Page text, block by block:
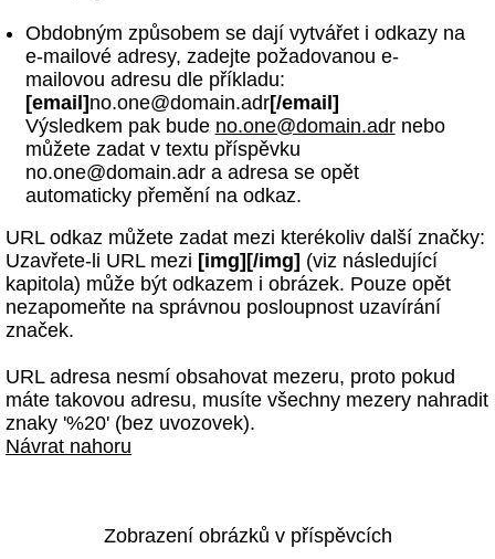
Obdobným způsobem se dají vytvářet i odkazy na
e-mailové adresy, zadejte požadovanou e-
mailovou adresu dle příkladu:
[email]no.one@domain.adr[/email]
Výsledkem pak bude no.one@domain.adrnebo
můžete zadat v textu příspěvku
no.one@domain.adr a adresa se opět
automaticky přemění na odkaz.
URL odkaz můžete zadat mezi kterékoliv další značky:
Uzavřete-li URL mezi [img][/img] (viz následující
kapitola) může být odkazem i obrázek. Pouze opět
nezapomeňte na správnou posloupnost uzavírání
značek.
URL adresa nesmí obsahovat mezeru, proto pokud
máte takovou adresu, musíte všechny mezery nahradit
znaky '%20' (bez uvozovek).
Návrat nahoru
Zobrazení obrázků v příspěvcích